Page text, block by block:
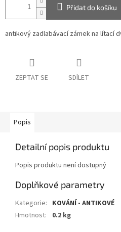
Přidat do košíku
antikový zadlabávací zámek na lítací
ZEPTAT SE SDÍLET
Popis
Detailní popis produktu
Popis produktu není dostupný
Doplňkové parametry
Kategorie: KOVÁNÍ - ANTIKOVÉ
Hmotnost: 0.2 kg